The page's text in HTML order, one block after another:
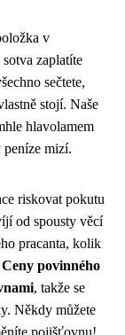
v
zaplatíte
sečtete,
stojí. Naše
hlavolamem
peníze mizí.
riskovat pokutu
od spousty věcí
pracanta, kolik
Ceny povinného
, takže se
Někdy můžete
pojišťovnu!